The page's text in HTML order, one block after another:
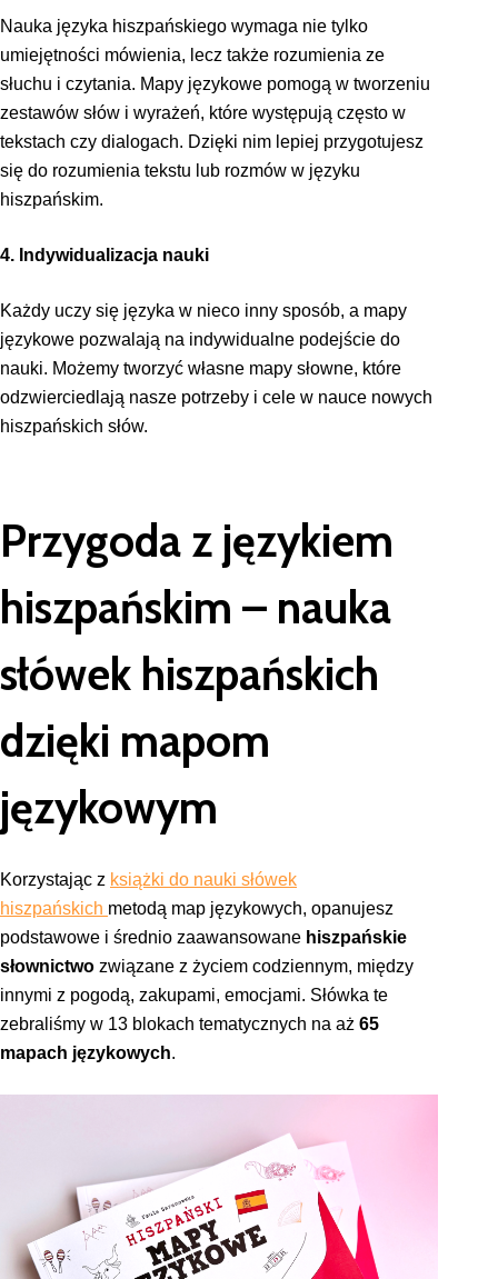
Nauka języka hiszpańskiego wymaga nie tylko
umiejętności mówienia, lecz także rozumienia ze
słuchu i czytania. Mapy językowe pomogą w tworzeniu
zestawów słów i wyrażeń, które występują często w
tekstach czy dialogach. Dzięki nim lepiej przygotujesz
się do rozumienia tekstu lub rozmów w języku
hiszpańskim.
4. Indywidualizacja nauki
Każdy uczy się języka w nieco inny sposób, a mapy
językowe pozwalają na indywidualne podejście do
nauki. Możemy tworzyć własne mapy słowne, które
odzwierciedlają nasze potrzeby i cele w nauce nowych
hiszpańskich słów.
Przygoda z językiem
hiszpańskim – nauka
słówek hiszpańskich
dzięki mapom
językowym
Korzystając z książki do nauki słówek
hiszpańskich metodą map językowych, opanujesz
podstawowe i średnio zaawansowane hiszpańskie
słownictwo związane z życiem codziennym, między
innymi z pogodą, zakupami, emocjami. Słówka te
zebraliśmy w 13 blokach tematycznych na aż 65
mapach językowych.